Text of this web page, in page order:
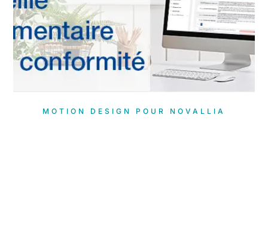
MOTION DESIGN POUR NOVALLIA